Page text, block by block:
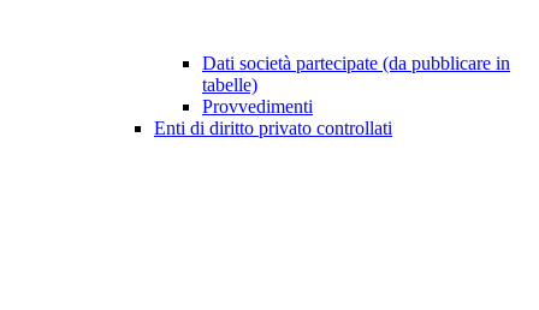
Dati società partecipate (da pubblicare in
tabelle)
Provvedimenti
Enti di diritto privato controllati